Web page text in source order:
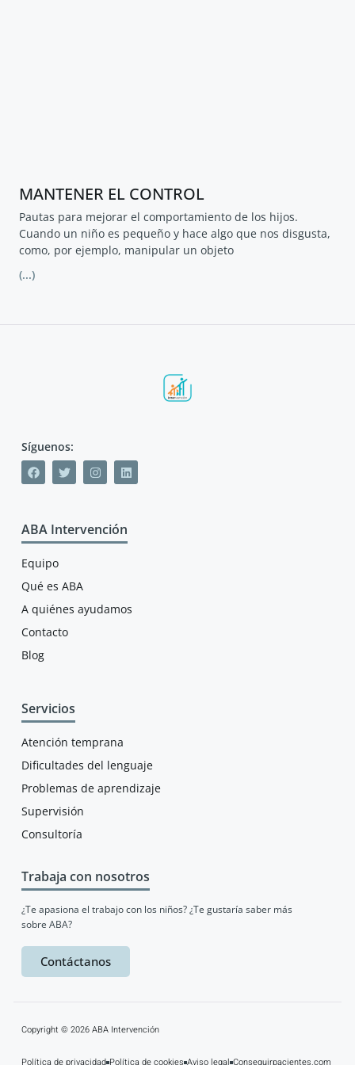
MANTENER EL CONTROL
Pautas para mejorar el comportamiento de los hijos.
Cuando un niño es pequeño y hace algo que nos disgusta,
como, por ejemplo, manipular un objeto
(...)
Síguenos:
ABA Intervención
Equipo
Qué es ABA
A quiénes ayudamos
Contacto
Blog
Servicios
Atención temprana
Dificultades del lenguaje
Problemas de aprendizaje
Supervisión
Consultoría
Trabaja con nosotros
¿Te apasiona el trabajo con los niños? ¿Te gustaría saber más
sobre ABA?
Contáctanos
Copyright © 2026 ABA Intervención
Política de privacidad Política de cookies Aviso legal Conseguirpacientes.com